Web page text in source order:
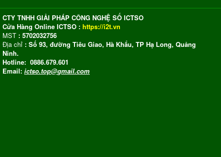
CTY TNHH GIẢI PHÁP CÔNG NGHỆ SỐ ICTSO
Cửa Hàng Online ICTSO : https://i2t.vn
MST : 5702032756
Địa chỉ : Số 93, đường Tiêu Giao, Hà Khẩu, TP Hạ Long, Quảng
Ninh.
Hotline: 0886.679.601
Email: ictso.top@gmail.com